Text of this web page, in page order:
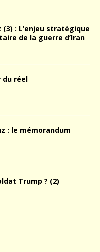
(3) : L’enjeu stratégique
de la guerre d’Iran
du réel
: le mémorandum
Trump ? (2)